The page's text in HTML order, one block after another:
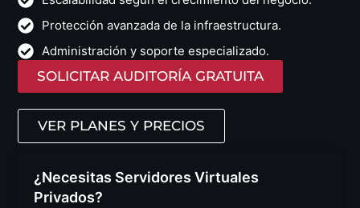
Protección avanzada de la infraestructura.
Administración y soporte especializado.
SOLICITAR AUDITORÍA GRATUITA
VER PLANES Y PRECIOS
¿Necesitas Servidores Virtuales
Privados?